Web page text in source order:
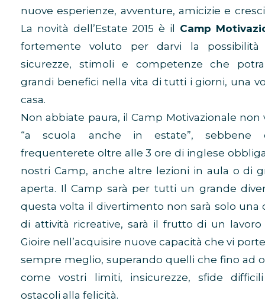
nuove esperienze, avventure, amicizie e
La novità dell’Estate 2015 è il Camp
fortemente voluto per darvi la possibilità
sicurezze, stimoli e competenze che
grandi benefici nella vita di tutti i giorni, una
casa.
Non abbiate paura, il Camp Motivazionale non
“a scuola anche in estate”, sebbene
frequenterete oltre alle 3 ore di inglese
nostri Camp, anche altre lezioni in aula o di
aperta. Il Camp sarà per tutti un grande
questa volta il divertimento non sarà solo una
di attività ricreative, sarà il frutto di un lavoro
Gioire nell’acquisire nuove capacità che vi
sempre meglio, superando quelli che fino ad
come vostri limiti, insicurezze, sfide
ostacoli alla felicità.